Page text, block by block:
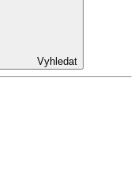
Vyhledat